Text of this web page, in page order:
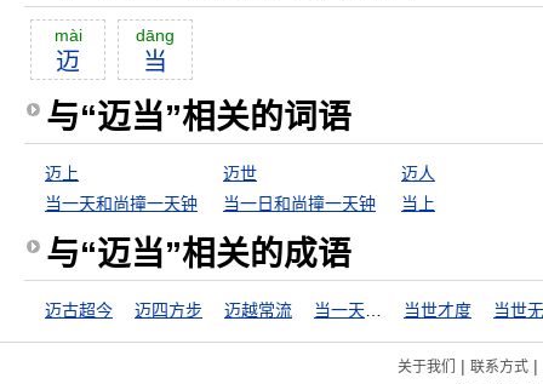
mài
迈
dāng
当
与“迈当”相关的词语
迈上 迈世
迈人
当一天和尚撞一天钟
当一日和尚撞一天钟 当上
与“迈当”相关的成语
迈古超今 迈四方步 迈越常流 当世才度 当世
关于我们 | 联系方式|